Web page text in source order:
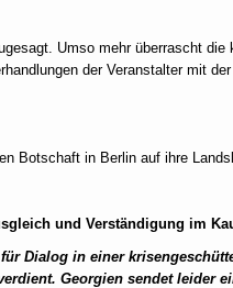
Umso mehr überrascht die
der Veranstalter mit
Botschaft in Berlin auf ihre
und Verständigung im
Dialog in einer
Georgien sendet leider